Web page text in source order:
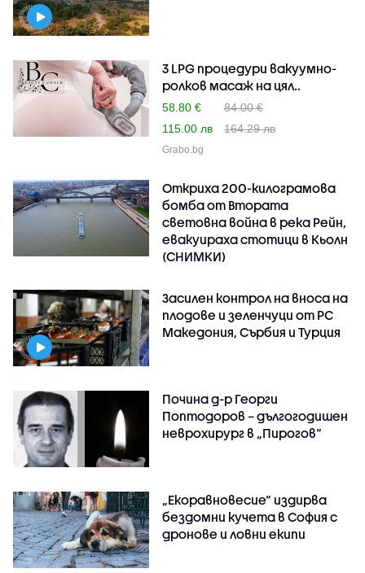
3 LPG процедури вакуумно-
ролков масаж на цял..
58.80 €
84.00 €
115.00 лв
164.29 лв
Grabo.bg
Откриха 200-килограмова
бомба от Втората
световна война в река Рейн,
евакуираха стотици в Кьолн
(СНИМКИ)
Засилен контрол на вноса на
плодове и зеленчуци от РС
Македония, Сърбия и Турция
Почина д-р Георги
Поптодоров – дългогодишен
неврохирург в „Пирогов“
„Екоравновесие“ издирва
бездомни кучета в София с
дронове и ловни екипи